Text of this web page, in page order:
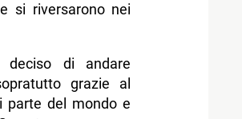
si riversarono nei
deciso di andare
grazie al
parte del mondo e